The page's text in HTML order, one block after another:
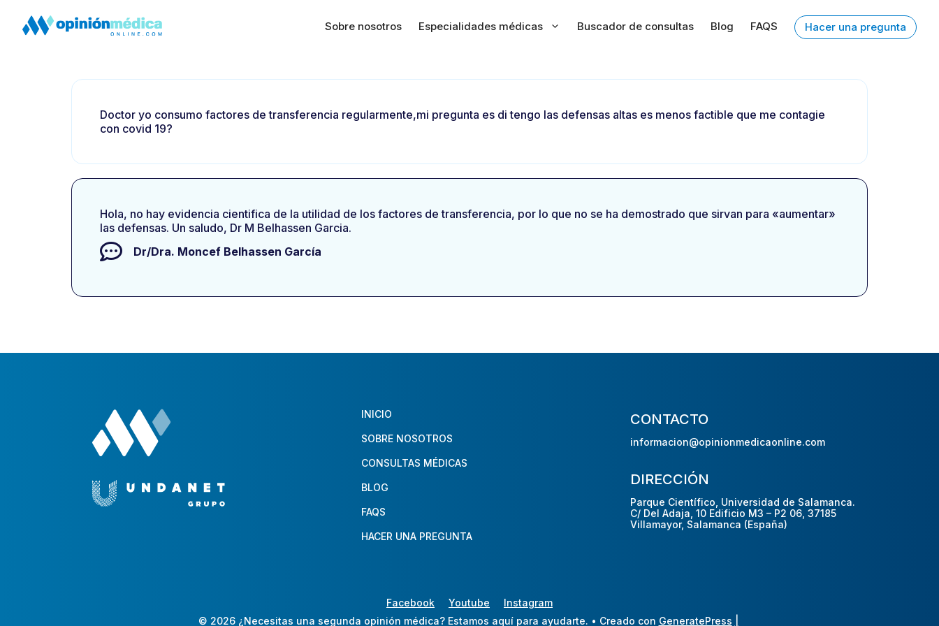
Sobre nosotros Especialidades médicas Buscador de consultas Blog FAQS Hacer una pregunta
Doctor yo consumo factores de transferencia regularmente,mi pregunta es di tengo las defensas altas es menos factible que me contagie
con covid 19?
Hola, no hay evidencia cientifica de la utilidad de los factores de transferencia, por lo que no se ha demostrado que sirvan para «aumentar»
las defensas. Un saludo, Dr M Belhassen Garcia.
Dr/Dra. Moncef Belhassen García
INICIO
SOBRE NOSOTROS
CONSULTAS MÉDICAS
BLOG
FAQS
HACER UNA PREGUNTA
CONTACTO
informacion@opinionmedicaonline.com
DIRECCIÓN
Parque Científico, Universidad de Salamanca.
C/ Del Adaja, 10 Edificio M3 – P2 06, 37185
Villamayor, Salamanca (España)
Facebook Youtube
Instagram
© 2026 ¿Necesitas una segunda opinión médica? Estamos aquí para ayudarte. • Creado con GeneratePress